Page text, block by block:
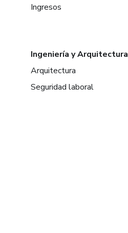
Ingresos
Ingeniería y Arquitectura
Arquitectura
Seguridad laboral